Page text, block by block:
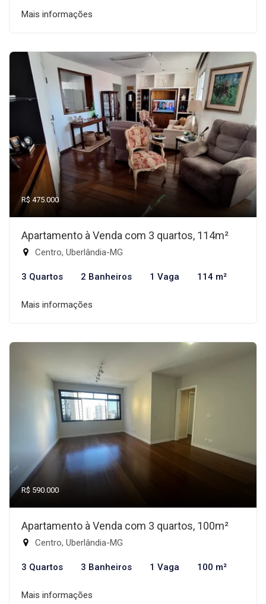
Mais informações
R$ 475.000
Apartamento à Venda com 3 quartos, 114m²
Centro, Uberlândia-MG
3 Quartos 2 Banheiros 1 Vaga 114 m²
Mais informações
R$ 590.000
Apartamento à Venda com 3 quartos, 100m²
Centro, Uberlândia-MG
3 Quartos 3 Banheiros 1 Vaga 100 m²
Mais informações